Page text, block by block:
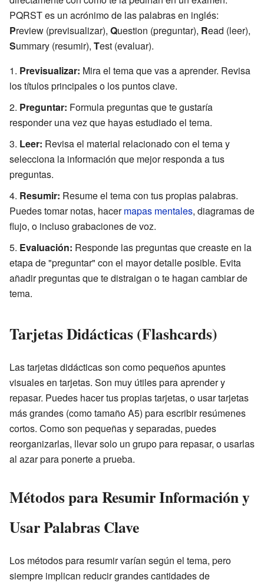
PQRST es un acrónimo de las palabras en inglés:
Preview (previsualizar), Question (preguntar), Read (leer),
Summary (resumir), Test (evaluar).
Previsualizar: Mira el tema que vas a aprender. Revisa
los títulos principales o los puntos clave.
Preguntar: Formula preguntas que te gustaría
responder una vez que hayas estudiado el tema.
Leer: Revisa el material relacionado con el tema y
selecciona la información que mejor responda a tus
preguntas.
Resumir: Resume el tema con tus propias palabras.
Puedes tomar notas, hacermapas mentales, diagramas de
flujo, o incluso grabaciones de voz.
Evaluación: Responde las preguntas que creaste en la
etapa de "preguntar" con el mayor detalle posible. Evita
añadir preguntas que te distraigan o te hagan cambiar de
tema.
Tarjetas Didácticas (Flashcards)
Las tarjetas didácticas son como pequeños apuntes
visuales en tarjetas. Son muy útiles para aprender y
repasar. Puedes hacer tus propias tarjetas, o usar tarjetas
más grandes (como tamaño A5) para escribir resúmenes
cortos. Como son pequeñas y separadas, puedes
reorganizarlas, llevar solo un grupo para repasar, o usarlas
al azar para ponerte a prueba.
Métodos para Resumir Información y
Usar Palabras Clave
Los métodos para resumir varían según el tema, pero
siempre implican reducir grandes cantidades de